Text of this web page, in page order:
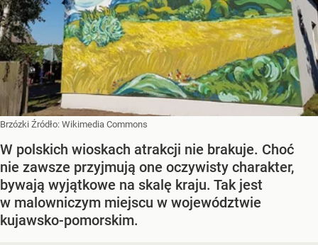
Brzózki Źródło: Wikimedia Commons
W polskich wioskach atrakcji nie brakuje. Choć
nie zawsze przyjmują one oczywisty charakter,
bywają wyjątkowe na skalę kraju. Tak jest
w malowniczym miejscu w województwie
kujawsko-pomorskim.